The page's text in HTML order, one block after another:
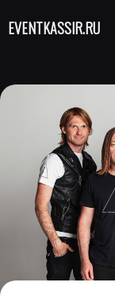
EVENTKASSIR.RU